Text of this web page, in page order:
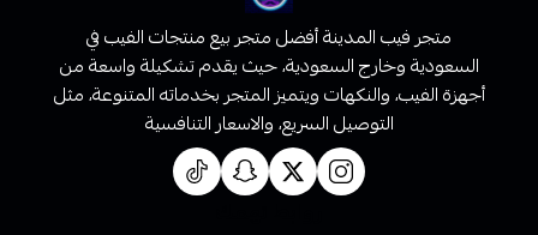
متجر فيب المدينة أفضل متجر بيع منتجات الفيب في
السعودية وخارج السعودية، حيث يقدم تشكيلة واسعة من
أجهزة الفيب، والنكهات ويتميز المتجر بخدماته المتنوعة، مثل
التوصيل السريع، والاسعار التنافسية